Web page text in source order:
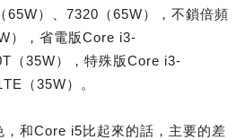
65W）、7320（65W），不鎖倍頻
），省電版Core i3-
（35W），特殊版Core i3-
（35W）。
和Core i5比起來的話，主要的差